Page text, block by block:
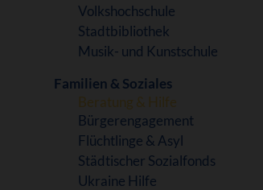
Volkshochschule
Stadtbibliothek
Musik- und Kunstschule
Familien & Soziales
Beratung & Hilfe
Bürgerengagement
Flüchtlinge & Asyl
Städtischer Sozialfonds
Ukraine Hilfe